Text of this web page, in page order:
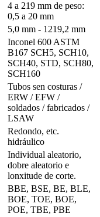
4 a 219 mm de peso:
0,5 a 20 mm
5,0 mm - 1219,2 mm
Inconel 600 ASTM
B167 SCH5, SCH10,
SCH40, STD, SCH80,
SCH160
Tubos sen costuras /
ERW / EFW /
soldados / fabricados /
LSAW
Redondo, etc.
hidráulico
Individual aleatorio,
dobre aleatorio e
lonxitude de corte.
BBE, BSE, BE, BLE,
BOE, TOE, BOE,
POE, TBE, PBE